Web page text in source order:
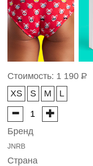
Стоимость: 1 190 Р
XS
S M L
Бренд
JNRB
Страна